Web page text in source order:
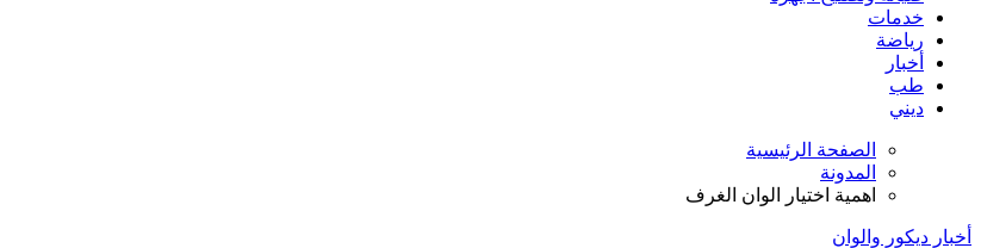
خدمات
رياضة
أخبار
طب
ديني
الصفحة الرئيسية
المدونة
اهمية اختيار الوان الغرف
أخبار ديكور والوان